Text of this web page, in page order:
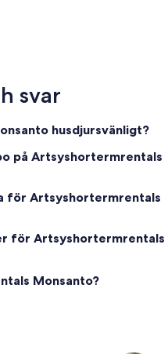
svar
husdjursvänligt?
på Artsyshortermrentals
för Artsyshortermrentals
för Artsyshortermrentals
Monsanto?